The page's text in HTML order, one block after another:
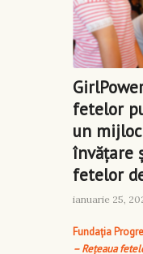
fetelor
un
învățare
fetelor
ianuarie 25,
Fundația
– Rețeaua